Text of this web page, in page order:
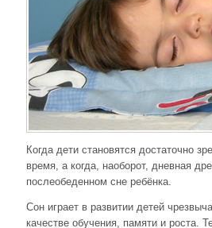
Когда дети становятся достаточно
время, а когда, наоборот, дневная
послеобеденном сне ребёнка.
Сон играет в развитии детей
качестве обучения, памяти и роста.